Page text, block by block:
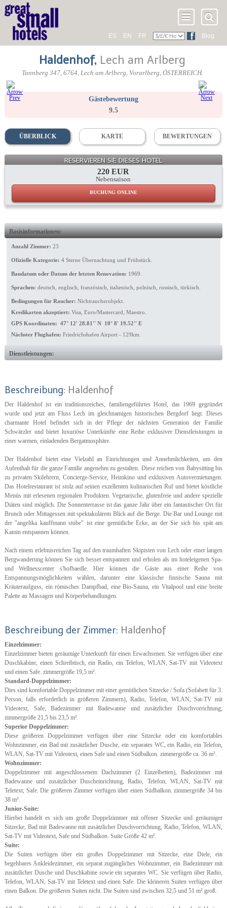
ES EN FR Blog
Haldenhof, Lech am Arlberg
Tannberg 347, 6764, Lech am Arlberg, Vorarlberg, ÖSTERREICH.
Gästebewertung
9.5
ÜBERBLICK KARTE BEWERTUNGEN
RESERVIEREN SIE DIESES HOTEL
220 EUR
Nebensaison
BUCHUNG ONLINE
Basisinformationen:
Anzahl Zimmer: 23
Ofizielle Kategorie: 4 Sterne Übernachtung und Frühstück.
Baudatum oder Datum der letzten Renovation: 1969.
Sprachen: deutsch, englisch, französisch, italienisch, polnisch, russisch, türkisch.
Bedingungen für Raucher: Nichtraucherobjekt.
Kredikarten akzeptiert: Visa, Euro/Mastercard, Maestro.
GPS Koordinaten: 47° 12' 28.81'' N 10° 8' 19.52'' E
Nächster Flughafen: Friedrichshafen Airport - 129km.
Dienstleistungen:
Beschreibung: Haldenhof
Der Haldenhof ist ein traditionsreiches, familiengeführtes Hotel, das 1969 gegründet
wurde und jetzt am Fluss Lech im gleichnamigen historischen Bergdorf liegt. Dieses
charmante Hotel befindet sich in der Pflege der nächsten Generation der Familie
Schwärzler und bietet luxuriöse Unterkünfte eine Reihe exklusiver Dienstleistungen in
einer warmen, einladenden Bergatmosphäre.
Der Haldenhof bietet eine Vielzahl an Einrichtungen und Annehmlichkeiten, um den
Aufenthalt für die ganze Familie angenehm zu gestalten. Diese reichen von Babysitting bis
zu privaten Skilehrern, Concierge-Service, Heimkino und exklusiven Autovermietungen.
Das Hotelrestaurant ist stolz auf seinen exzellenten kulinarischen Ruf und bietet köstliche
Menüs mit erlesenen regionalen Produkten. Vegetarische, glutenfreie und andere spezielle
Diäten sind möglich. Die Sonnenterrasse ist das ganze Jahr über ein fantastischer Ort für
Brunch oder Mittagessen mit spektakulärem Blick auf die Berge. Die Bar und Lounge mit
der "angelika kauffmann stube" ist eine gemütliche Ecke, an der Sie sich bis spät am
Kamin entspannen können.
Nach einem erlebnisreichen Tag auf den traumhaften Skipisten von Lech oder einer langen
Bergwanderung können Sie sich besser entspannen und erholen als im hoteleigenen Spa-
und Wellnesscenter s'hofbaedle. Hier können die Gäste aus einer Reihe von
Entspannungsmöglichkeiten wählen, darunter eine klassische finnische Sauna mit
Kräuteraufguss, ein römisches Dampfbad, eine Bio-Sauna, ein Vitalpool und eine breite
Palette an Massagen und Körperbehandlungen.
Beschreibung der Zimmer: Haldenhof
Einzelzimmer:
Einzelzimmer bieten geräumige Unterkunft für einen Erwachsenen. Sie verfügen über eine
Duschkabine, einen Schreibtisch, ein Radio, ein Telefon, WLAN, Sat-TV mit Videotext
und einen Safe. zimmergröße 19,5 m².
Standard-Doppelzimmer:
Dies sind komfortable Doppelzimmer mit einer gemütlichen Sitzecke / Sofa (Sofabett für 3.
Person, falls erforderlich in größeren Zimmern), Radio, Telefon, WLAN, Sat-TV mit
Videotext, Safe, Badezimmer mit Badewanne und zusätzlicher Duschvorrichtung;
zimmergröße 21,5 bis 23,5 m².
Superior Doppelzimmer:
Diese größeren Doppelzimmer verfügen über eine Sitzecke oder ein komfortables
Wohnzimmer, ein Bad mit zusätzlicher Dusche, ein separates WC, ein Radio, ein Telefon,
WLAN, Sat-TV mit Videotext, einen Safe und einen Südbalkon. zimmergröße ca. 36 m².
Wohnzimmer:
Doppelzimmer mit angeschlossenem Dachzimmer (2 Einzelbetten), Badezimmer mit
Badewanne und zusätzlicher Duscheinrichtung, Radio, Telefon, WLAN, Sat-TV mit
Teletext, Safe. Die größeren Zimmer verfügen über einen Südbalkon. zimmergröße 34 bis
38 m².
Junior-Suite:
Hierbei handelt es sich um große Doppelzimmer mit offener Sitzecke und geräumiger
Sitzecke, Bad mit Badewanne mit zusätzlicher Duschvorrichtung, Radio, Telefon, WLAN,
Sat-TV mit Videotext, Safe und Südbalkon. Suite Größe 42 m².
Suite:
Die Suiten verfügen über ein großes Doppelzimmer mit Sitzecke, eine Diele, ein
begehbares Ankleidezimmer, ein separat zugängliches Wohnzimmer, ein Badezimmer mit
zusätzlicher Dusche und Duschkabine sowie ein separates WC. Sie verfügen über Radio,
Telefon, WLAN, Sat-TV mit Teletext und einen Safe. Die kleineren Suiten verfügen über
einen Balkon. Die größeren Suiten nicht. Die Suiten sind zwischen 32,5 und 51 m² groß.